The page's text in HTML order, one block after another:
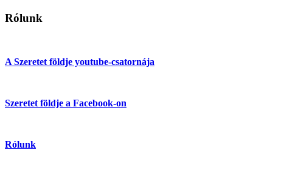
Rólunk
A Szeretet földje youtube-csatornája
Szeretet földje a Facebook-on
Rólunk